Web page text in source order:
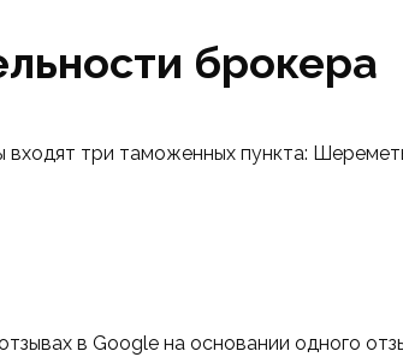
брокера
входят три таможенных пункта:
в Google на основании одного